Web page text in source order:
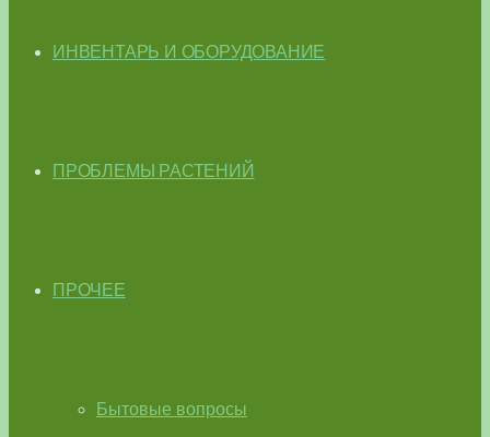
ИНВЕНТАРЬ И ОБОРУДОВАНИЕ
ПРОБЛЕМЫ РАСТЕНИЙ
ПРОЧЕЕ
Бытовые вопросы